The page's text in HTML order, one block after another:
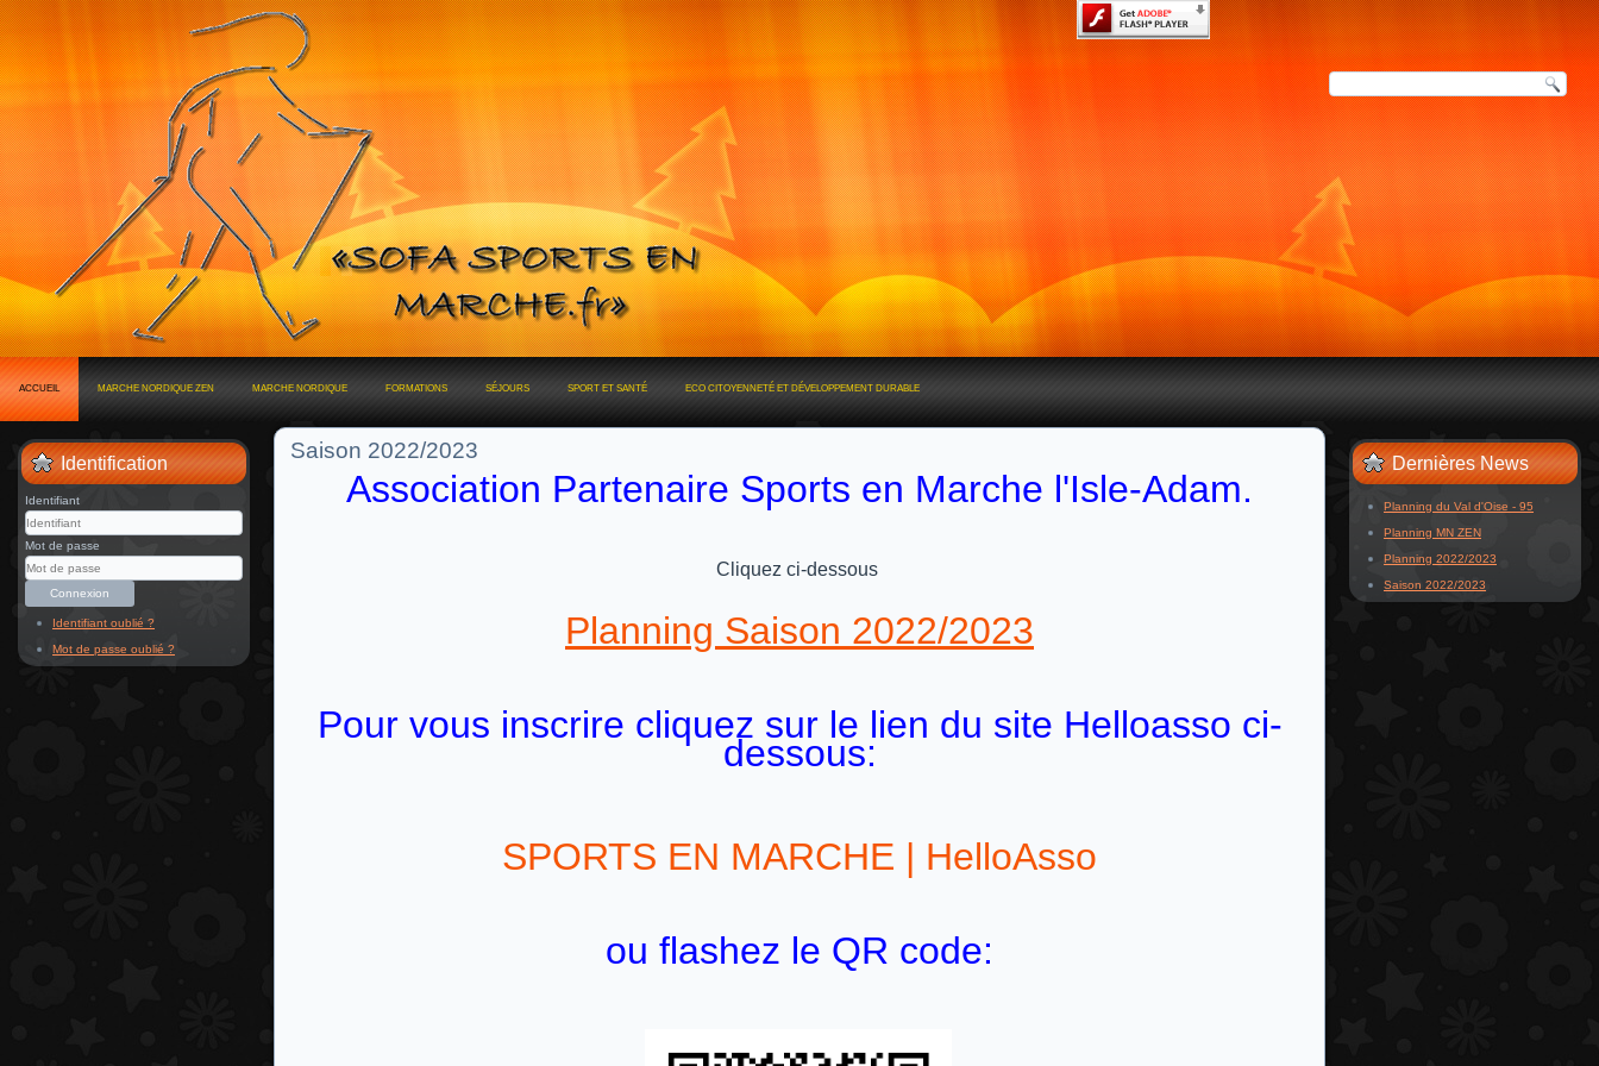
ACCUEIL MARCHE NORDIQUE ZEN MARCHE NORDIQUE FORMATIONS SÉJOURS SPORT ET SANTÉ ECO CITOYENNETÉ ET DÉVELOPPEMENT DURABLE
Identification
Identifiant
Mot de passe
Connexion
Identifiant oublié ?
Mot de passe oublié ?
Saison 2022/2023
Association Partenaire Sports en Marche l'Isle-Adam.
Cliquez ci-dessous
Planning Saison 2022/2023
Pour vous inscrire cliquez sur le lien du site Helloasso ci-
dessous:
SPORTS EN MARCHE | HelloAsso
ou flashez le QR code:
Dernières News
Planning du Val d'Oise - 95
Planning MN ZEN
Planning 2022/2023
Saison 2022/2023